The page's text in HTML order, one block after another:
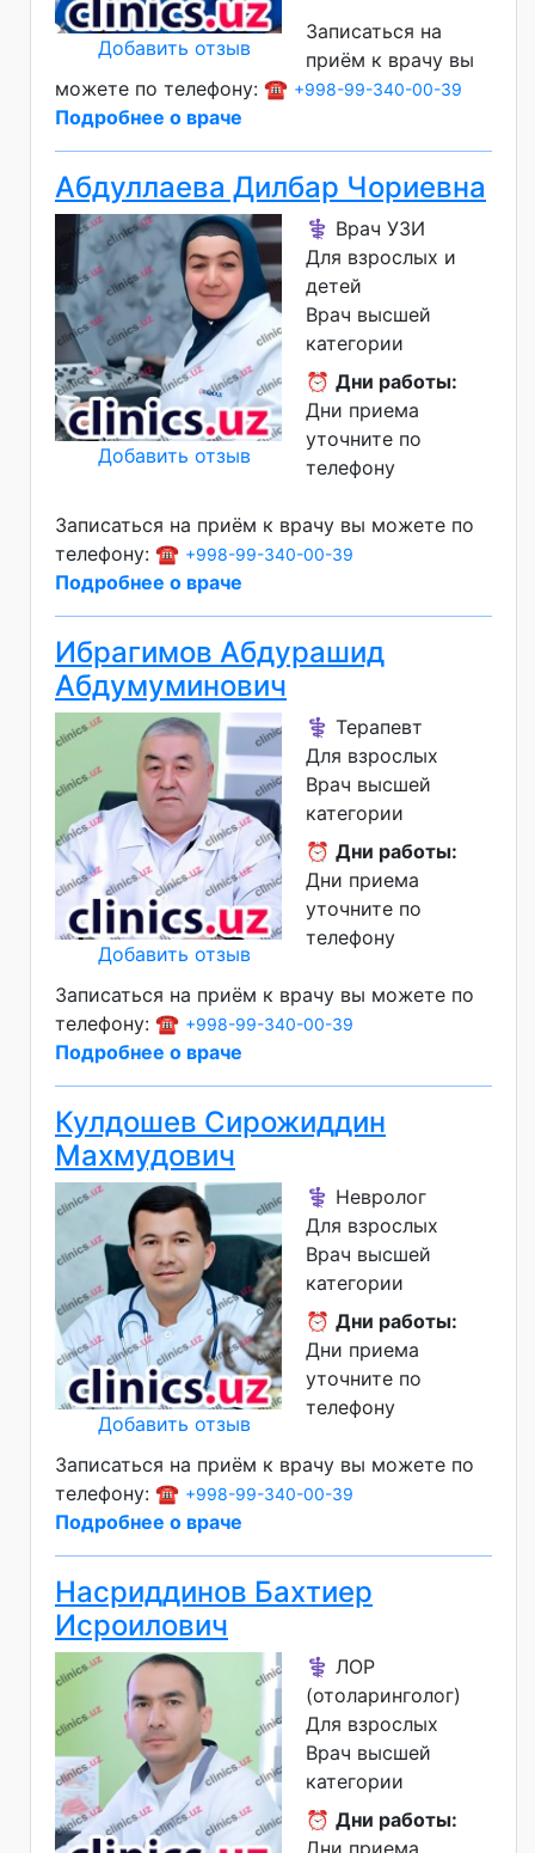
Добавить отзыв
Записаться на
приём к врачу вы
можете по телефону: ☎️ +998-99-340-00-39
Подробнее о враче
Абдуллаева Дилбар Чориевна
Добавить отзыв
⚕️ Врач УЗИ
Для взрослых и
детей
Врач высшей
категории
⏰ Дни работы:
Дни приема
уточните по
телефону
Записаться на приём к врачу вы можете по
телефону: ☎️ +998-99-340-00-39
Подробнее о враче
Ибрагимов Абдурашид
Абдумуминович
Добавить отзыв
⚕️ Терапевт
Для взрослых
Врач высшей
категории
⏰ Дни работы:
Дни приема
уточните по
телефону
Записаться на приём к врачу вы можете по
телефону: ☎️ +998-99-340-00-39
Подробнее о враче
Кулдошев Сирожиддин
Махмудович
Добавить отзыв
⚕️ Невролог
Для взрослых
Врач высшей
категории
⏰ Дни работы:
Дни приема
уточните по
телефону
Записаться на приём к врачу вы можете по
телефону: ☎️ +998-99-340-00-39
Подробнее о враче
Насриддинов Бахтиер
Исроилович
⚕️ ЛОР
(отоларинголог)
Для взрослых
Врач высшей
категории
⏰ Дни работы:
Дни приема